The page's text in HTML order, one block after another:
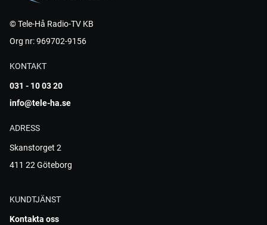
© Tele-Hå Radio-TV KB
Org nr: 969702-9156
KONTAKT
031 - 10 03 20
info@tele-ha.se
ADRESS
Skanstorget 2
411 22 Göteborg
KUNDTJÄNST
Kontakta oss